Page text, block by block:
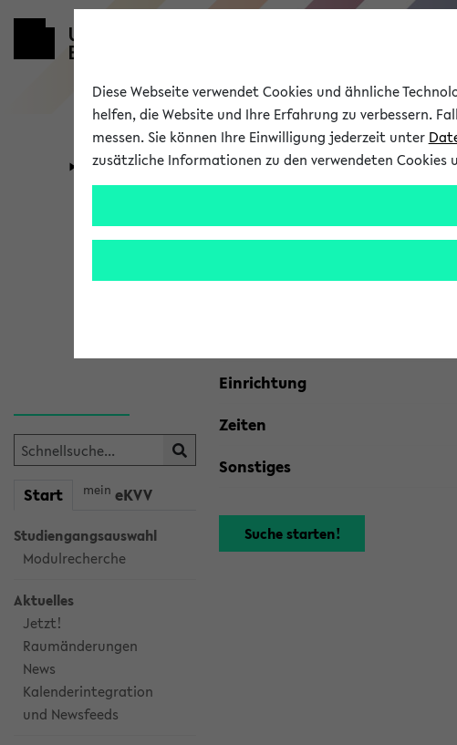
Universität Forschung
Start mein eKVV
Studiengangsauswahl
Modulrecherche
Aktuelles
Jetzt!
Raumänderungen
News
Kalenderintegration
und Newsfeeds
Kombisuche im
Ihre Suchkriterien:
Einrichtung
Zeiten
Sonstiges
Diese Webseite verwendet Cookies und ähnliche
helfen, die Website und Ihre Erfahrung zu verbessern.
messen. Sie können Ihre Einwilligung jederzeit unter
zusätzliche Informationen zu den verwendeten Cookies